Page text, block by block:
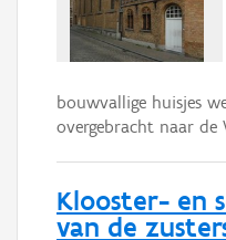
bouwvallige huisjes
overgebracht naar de
Klooster- en
van de